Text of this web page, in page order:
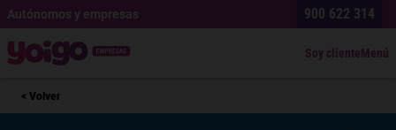
Autónomos y empresas 900 622 314
Soy clienteMenú
< Volver